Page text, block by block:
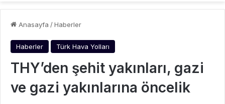
Anasayfa /Haberler
Haberler Türk Hava Yolları
THY’den şehit yakınları, gazi
ve gazi yakınlarına öncelik